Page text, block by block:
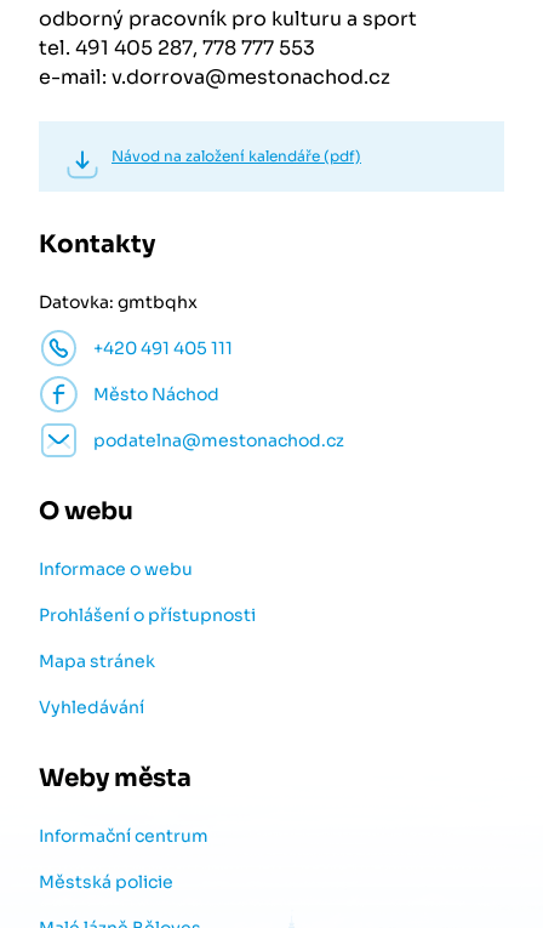
odborný pracovník pro kulturu a sport
tel. 491 405 287, 778 777 553
e-mail: v.dorrova@mestonachod.cz
Návod na založení kalendáře (pdf)
Kontakty
Datovka: gmtbqhx
+420 491 405 111
Město Náchod
podatelna@mestonachod.cz
O webu
Informace o webu
Prohlášení o přístupnosti
Mapa stránek
Vyhledávání
Weby města
Informační centrum
Městská policie